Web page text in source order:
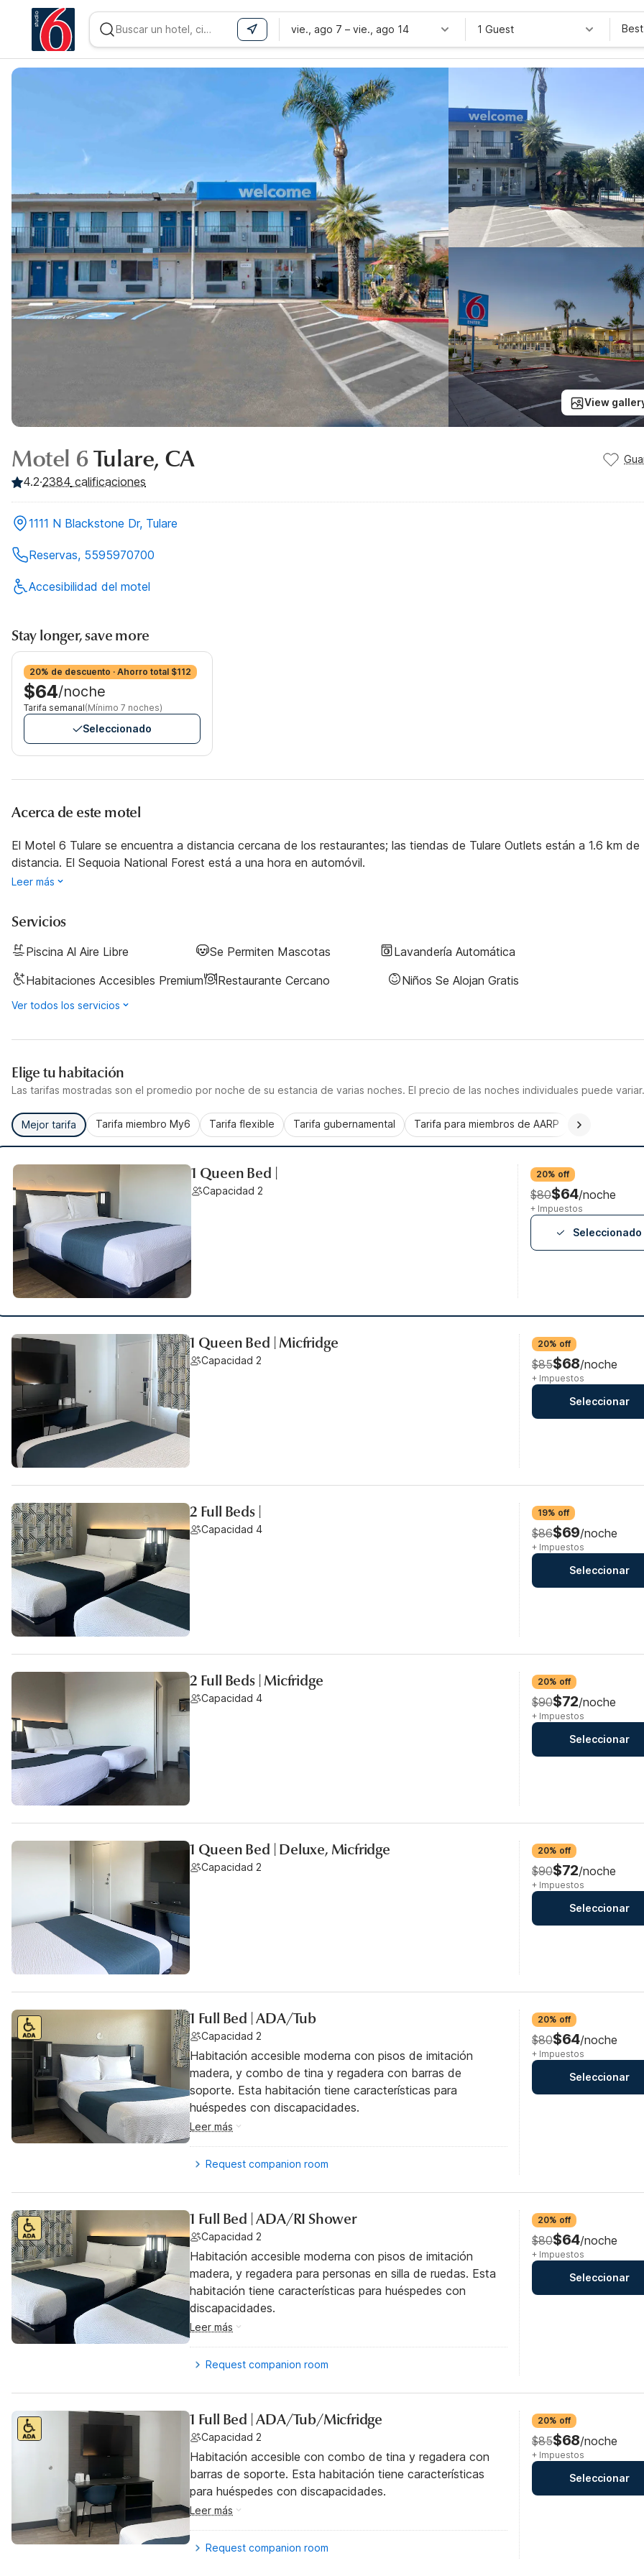
vie., ago 7 – vie., ago 14 1 Guest
View
Motel 6Tulare, CA
4.2·2384 calificaciones
1111 N Blackstone Dr, Tulare
Reservas, 5595970700
Accesibilidad del motel
Stay longer, save more
20% de descuento · Ahorro total $112
$64/noche
Tarifa semanal(Mínimo 7 noches)
Seleccionado
Acerca de este motel
El Motel 6 Tulare se encuentra a distancia cercana de los restaurantes; las tiendas de Tulare Outlets están a 1.6 km de
distancia. El Sequoia National Forest está a una hora en automóvil.
Leer más
Servicios
Piscina Al Aire Libre Se Permiten Mascotas
Lavandería Automática
Habitaciones Accesibles Premium
Restaurante Cercano Niños Se Alojan Gratis
Ver todos los servicios
Elige tu habitación
Las tarifas mostradas son el promedio por noche de su estancia de varias noches. El precio de las noches individuales puede variar.
Mejor tarifa Tarifa miembro My6 Tarifa flexible Tarifa gubernamental Tarifa para miembros de AARP
1 Queen Bed |
Capacidad 2
20% off
$80$64/noche
+ Impuestos
Seleccionado
1 Queen Bed | Micfridge
Capacidad 2
20% off
$85$68/noche
+ Impuestos
Seleccionar
2 Full Beds |
Capacidad 4
19% off
$86$69/noche
+ Impuestos
Seleccionar
2 Full Beds | Micfridge
Capacidad 4
20% off
$90$72/noche
+ Impuestos
Seleccionar
1 Queen Bed | Deluxe, Micfridge
Capacidad 2
20% off
$90$72/noche
+ Impuestos
Seleccionar
1 Full Bed | ADA/Tub
Capacidad 2
Habitación accesible moderna con pisos de imitación
madera, y combo de tina y regadera con barras de
soporte. Esta habitación tiene características para
huéspedes con discapacidades.
Leer más
Request companion room
20% off
$80$64/noche
+ Impuestos
Seleccionar
1 Full Bed | ADA/RI Shower
Capacidad 2
Habitación accesible moderna con pisos de imitación
madera, y regadera para personas en silla de ruedas. Esta
habitación tiene características para huéspedes con
discapacidades.
Leer más
Request companion room
20% off
$80$64/noche
+ Impuestos
Seleccionar
1 Full Bed | ADA/Tub/Micfridge
Capacidad 2
Habitación accesible con combo de tina y regadera con
barras de soporte. Esta habitación tiene características
para huéspedes con discapacidades.
Leer más
Request companion room
20% off
$85$68/noche
+ Impuestos
Seleccionar